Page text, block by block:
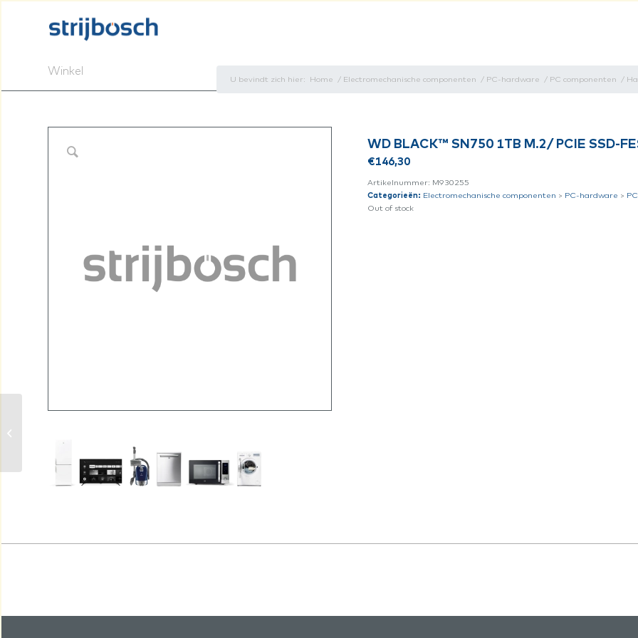
Winkel
U bevindt zich hier: Home / Electromechanische componenten / PC-hardware / PC componenten /
WD BLACK™ SN750 1TB M.2/ PCIE SSD-
€146,30
Artikelnummer: M930255
Categorieën: Electromechanische componenten > PC-hardware >
Out of stock
FILTER VOOR
ALTERNATIEF VOOR BOSCH/
SIEMENS 00619697